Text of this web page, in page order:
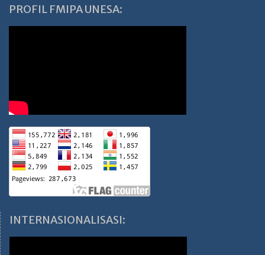
PROFIL FMIPA UNESA:
INTERNASIONALISASI: